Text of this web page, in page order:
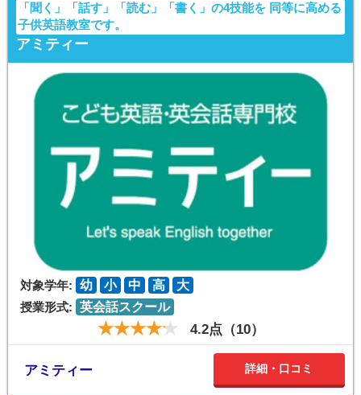
「聞く」「話す」「読む」「書く」の4技能を 同等に高める
子供英語教室です。
アミティー
対象学年: 幼 小 中 高
大
授業形式: 英会話スクール
4.2点（10）
アミティー 詳細・口コミ